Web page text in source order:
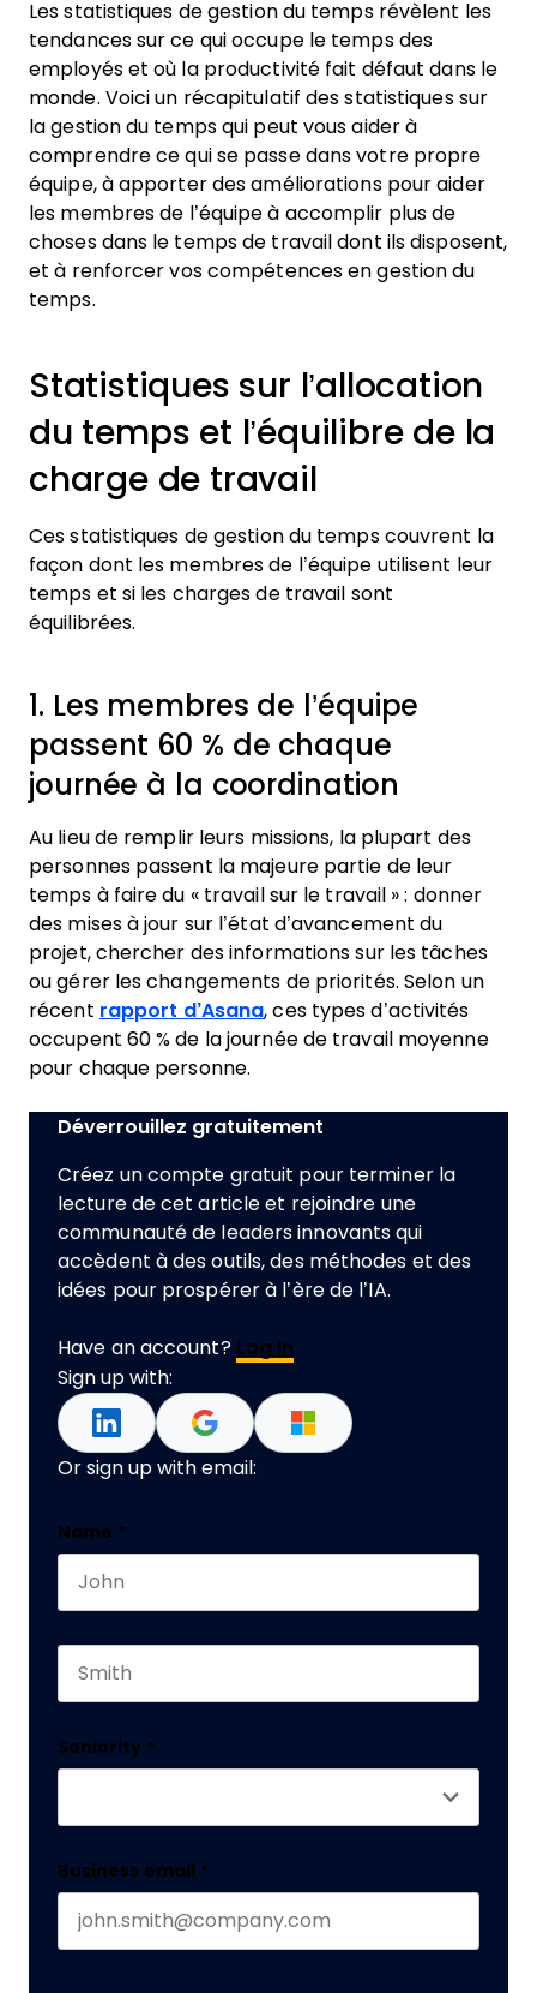
Les statistiques de gestion du temps révèlent les
tendances sur ce qui occupe le temps des
employés et où la productivité fait défaut dans le
monde. Voici un récapitulatif des statistiques sur
la gestion du temps qui peut vous aider à
comprendre ce qui se passe dans votre propre
équipe, à apporter des améliorations pour aider
les membres de l’équipe à accomplir plus de
choses dans le temps de travail dont ils disposent,
et à renforcer vos compétences en gestion du
temps.
Statistiques sur l’allocation
du temps et l’équilibre de la
charge de travail
Ces statistiques de gestion du temps couvrent la
façon dont les membres de l’équipe utilisent leur
temps et si les charges de travail sont
équilibrées.
1. Les membres de l’équipe
passent 60 % de chaque
journée à la coordination
Au lieu de remplir leurs missions, la plupart des
personnes passent la majeure partie de leur
temps à faire du « travail sur le travail » : donner
des mises à jour sur l’état d’avancement du
projet, chercher des informations sur les tâches
ou gérer les changements de priorités. Selon un
récent rapport d’Asana, ces types d’activités
occupent 60 % de la journée de travail moyenne
pour chaque personne.
Déverrouillez gratuitement
Créez un compte gratuit pour terminer la
lecture de cet article et rejoindre une
communauté de leaders innovants qui
accèdent à des outils, des méthodes et des
idées pour prospérer à l’ère de l’IA.
Have an account? Log In
Sign up with:
Or sign up with email:
Instagram
Name *
Seniority *
Business email *